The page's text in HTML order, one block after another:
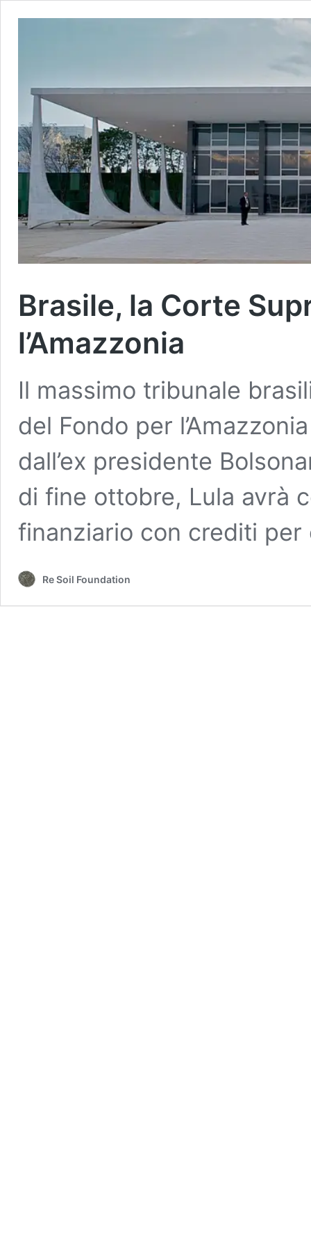
Brasile, la Corte
l’Amazzonia
Il massimo tribunale
del Fondo per
dall’ex presidente
di fine ottobre, Lula avrà
finanziario con crediti
Re Soil Foundation